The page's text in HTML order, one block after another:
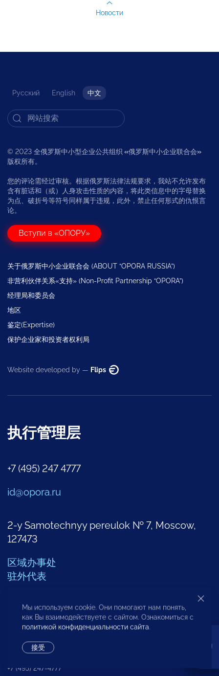
Новости
Русский English 中文
© 2023 全俄罗斯中小型企业公共组织 «俄罗斯中小企业联合会»
版权所有。
您的评论需经过审核。根据俄罗斯法律法规要求，我站不允许发布
含有脏话和（或）人身攻击性质的内容，将此类信息中的字母替换
为点、破折号等符号同样属于违规，此外，禁止任何形式的仇恨言
论。
Вступи в «ОПОРУ»
关于俄罗斯中小企业联合会 (ABOUT “OPORA RUSSIA”)
非营利伙伴关系«支持» (Non-Profit Partnership “OPORA”)
经理局和委员会
地区
鉴定(Expertise)
保护企业家和投资者权利局
Website developed by — Flips
执行管理层
+7 (495) 247 4777
id@opora.ru
2-y Samotechnyy pereulok № 7, Moscow,
127473
区域办事处
驻外代表
其他部门联系方式
创业问题分析中心
+7 (495) 247-4777
Мы используем cookie. Они помогают нам понять,
как Вы взаимодействуете с сайтом. Ознакомиться с
политикой конфиденциальности сайта.
接受